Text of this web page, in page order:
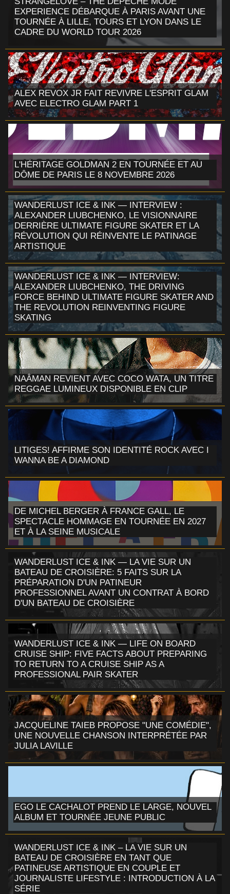
EXPERIENCE DÉBARQUE À PARIS AVANT UNE
TOURNÉE À LILLE, TOURS ET LYON DANS LE
CADRE DU WORLD TOUR 2026
ALEX REVOX JR FAIT REVIVRE L'ESPRIT GLAM
AVEC ELECTRO GLAM PART 1
L'HÉRITAGE GOLDMAN 2 EN TOURNÉE ET AU
DÔME DE PARIS LE 8 NOVEMBRE 2026
WANDERLUST ICE & INK — INTERVIEW :
ALEXANDER LIUBCHENKO, LE VISIONNAIRE
DERRIÈRE ULTIMATE FIGURE SKATER ET LA
RÉVOLUTION QUI RÉINVENTE LE PATINAGE
ARTISTIQUE
WANDERLUST ICE & INK — INTERVIEW:
ALEXANDER LIUBCHENKO, THE DRIVING
FORCE BEHIND ULTIMATE FIGURE SKATER AND
THE REVOLUTION REINVENTING FIGURE
SKATING
NAÂMAN REVIENT AVEC COCO WATA, UN TITRE
REGGAE LUMINEUX DISPONIBLE EN CLIP
LITIGES! AFFIRME SON IDENTITÉ ROCK AVEC I
WANNA BE A DIAMOND
DE MICHEL BERGER À FRANCE GALL, LE
SPECTACLE HOMMAGE EN TOURNÉE EN 2027
ET À LA SEINE MUSICALE
WANDERLUST ICE & INK — LA VIE SUR UN
BATEAU DE CROISIÈRE: 5 FAITS SUR LA
PRÉPARATION D'UN PATINEUR
PROFESSIONNEL AVANT UN CONTRAT À BORD
D'UN BATEAU DE CROISIÈRE
WANDERLUST ICE & INK — LIFE ON BOARD
CRUISE SHIP: FIVE FACTS ABOUT PREPARING
TO RETURN TO A CRUISE SHIP AS A
PROFESSIONAL PAIR SKATER
JACQUELINE TAIEB PROPOSE "UNE COMÉDIE",
UNE NOUVELLE CHANSON INTERPRÉTÉE PAR
JULIA LAVILLE
EGO LE CACHALOT PREND LE LARGE, NOUVEL
ALBUM ET TOURNÉE JEUNE PUBLIC
WANDERLUST ICE & INK – LA VIE SUR UN
BATEAU DE CROISIÈRE EN TANT QUE
PATINEUSE ARTISTIQUE EN COUPLE ET
JOURNALISTE LIFESTYLE : INTRODUCTION À LA
SÉRIE